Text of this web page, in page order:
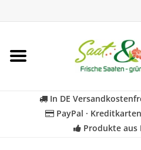
Startseite
In DE
PayPal ·
Produkte aus